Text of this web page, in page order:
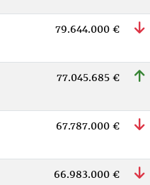
79.644.000 €
77.045.685 €
67.787.000 €
66.983.000 €